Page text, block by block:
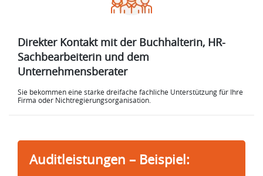
Direkter Kontakt mit der Buchhalterin, HR-
Sachbearbeiterin und dem
Unternehmensberater
Sie bekommen eine starke dreifache fachliche Unterstützung für Ihre
Firma oder Nichtregierungsorganisation.
Auditleistungen – Beispiel: